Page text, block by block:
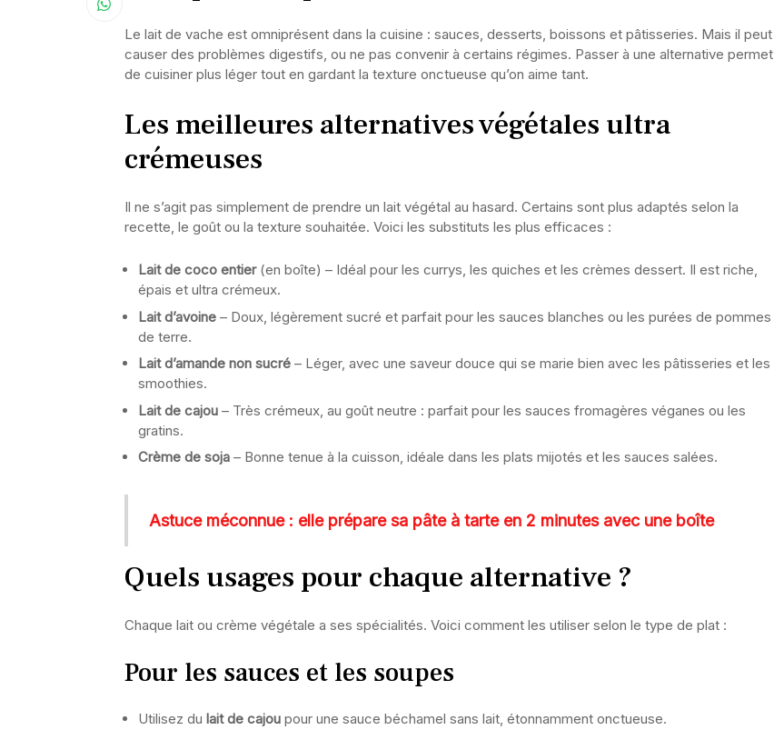
Le lait de vache est omniprésent dans la cuisine : sauces, desserts, boissons et pâtisseries. Mais il peut
causer des problèmes digestifs, ou ne pas convenir à certains régimes. Passer à une alternative permet
de cuisiner plus léger tout en gardant la texture onctueuse qu’on aime tant.
Les meilleures alternatives végétales ultra
crémeuses
Il ne s’agit pas simplement de prendre un lait végétal au hasard. Certains sont plus adaptés selon la
recette, le goût ou la texture souhaitée. Voici les substituts les plus efficaces :
Lait de coco entier(en boîte) – Idéal pour les currys, les quiches et les crèmes dessert. Il est riche,
épais et ultra crémeux.
Lait d’avoine – Doux, légèrement sucré et parfait pour les sauces blanches ou les purées de pommes
de terre.
Lait d’amande non sucré – Léger, avec une saveur douce qui se marie bien avec les pâtisseries et les
smoothies.
Lait de cajou – Très crémeux, au goût neutre : parfait pour les sauces fromagères véganes ou les
gratins.
Crème de soja – Bonne tenue à la cuisson, idéale dans les plats mijotés et les sauces salées.
Astuce méconnue : elle prépare sa pâte à tarte en 2 minutes avec une boîte
Quels usages pour chaque alternative ?
Chaque lait ou crème végétale a ses spécialités. Voici comment les utiliser selon le type de plat :
Pour les sauces et les soupes
Utilisez du lait de cajou pour une sauce béchamel sans lait, étonnamment onctueuse.